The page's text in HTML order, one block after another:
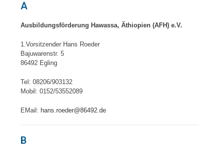
A
Ausbildungsförderung Hawassa, Äthiopien (AFH) e.V.
1.Vorsitzender Hans Roeder
Bajuwarenstr. 5
86492 Egling
Tel: 08206/903132
Mobil: 0152/53552089
EMail: hans.roeder@86492.de
B